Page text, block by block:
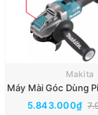
Makita
5.843.000₫